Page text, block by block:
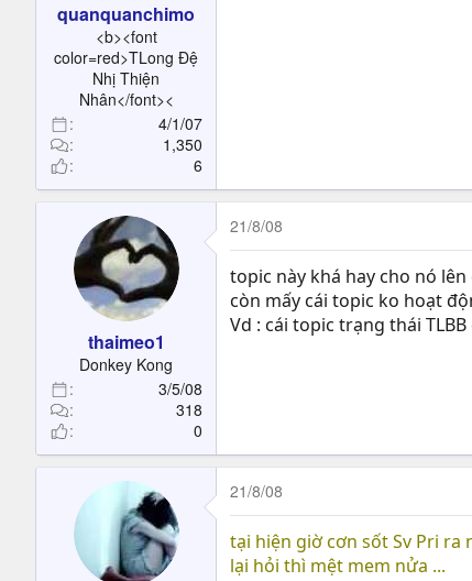
quanquanchimo
<b><font
color=red>TLong Đệ
Nhị Thiện
Nhân</font><
4/1/07
1,350
6
thaimeo1
Donkey Kong
3/5/08
318
0
21/8/08
topic này khá hay cho nó lên
còn mấy cái topic ko hoạt
Vd : cái topic trạng thái
21/8/08
tại hiện giờ cơn sốt Sv Pri
lại hỏi thì mệt mem nửa ...